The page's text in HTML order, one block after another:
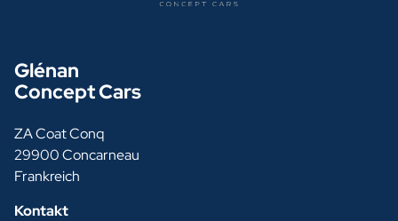
Glénan
Concept Cars
ZA Coat Conq
29900 Concarneau
Frankreich
Kontakt